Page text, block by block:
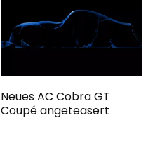
Neues AC Cobra GT
Coupé angeteasert